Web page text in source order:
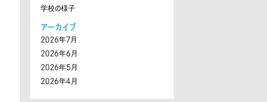
学校の様子
アーカイブ
2026年7月
2026年6月
2026年5月
2026年4月